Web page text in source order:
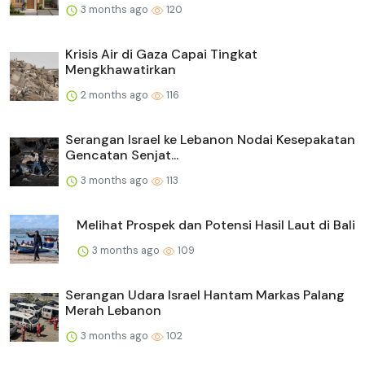
3 months ago 120
Krisis Air di Gaza Capai Tingkat
Mengkhawatirkan
2 months ago 116
Serangan Israel ke Lebanon Nodai Kesepakatan
Gencatan Senjat...
3 months ago 113
Melihat Prospek dan Potensi Hasil Laut di Bali
3 months ago 109
Serangan Udara Israel Hantam Markas Palang
Merah Lebanon
3 months ago 102